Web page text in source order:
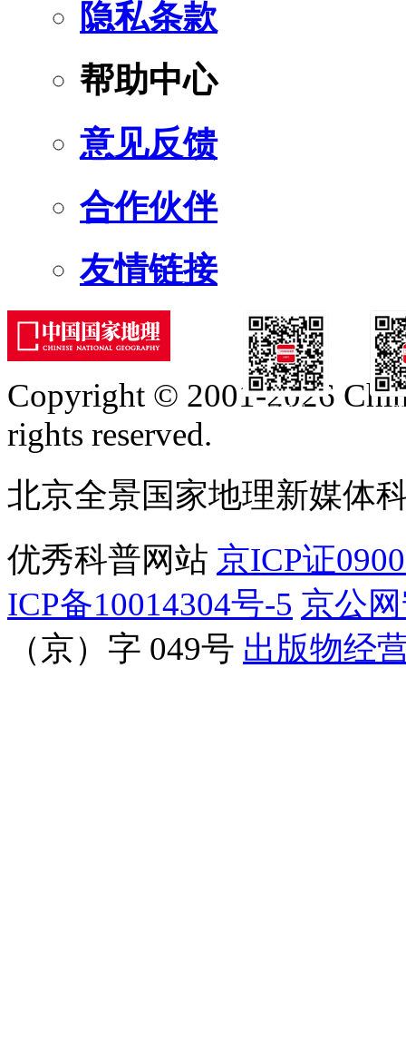
隐私条款
帮助中心
意见反馈
合作伙伴
友情链接
订阅号
Copyright © 2001-2026
rights reserved.
北京全景国家地理新媒体
优秀科普网站 京ICP证
ICP备10014304号-5 京公
（京）字 049号 出版物经